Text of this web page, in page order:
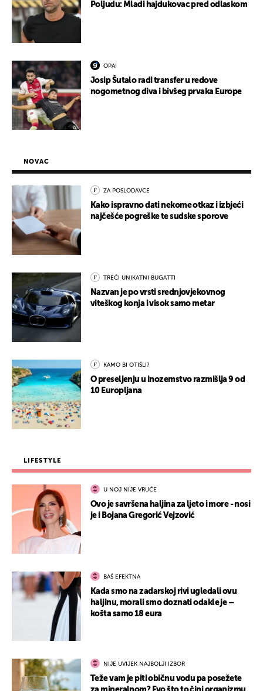
Poljudu: Mladi hajdukovac pred odlaskom
OPA!
Josip Šutalo radi transfer u redove
nogometnog diva i bivšeg prvaka Europe
NOVAC
ZA POSLODAVCE
Kako ispravno dati nekome otkaz i izbjeći
najčešće pogreške te sudske sporove
TREĆI UNIKATNI BUGATTI
Nazvan je po vrsti srednjovjekovnog
viteškog konja i visok samo metar
KAMO BI OTIŠLI?
O preseljenju u inozemstvo razmišlja 9 od
10 Europljana
LIFESTYLE
U NOJ NIJE VRUĆE
Ovo je savršena haljina za ljeto i more - nosi
je i Bojana Gregorić Vejzović
BAŠ EFEKTNA
Kada smo na zadarskoj rivi ugledali ovu
haljinu, morali smo doznati odakle je –
košta samo 18 eura
NIJE UVIJEK NAJBOLJI IZBOR
Teže vam je piti običnu vodu pa posežete